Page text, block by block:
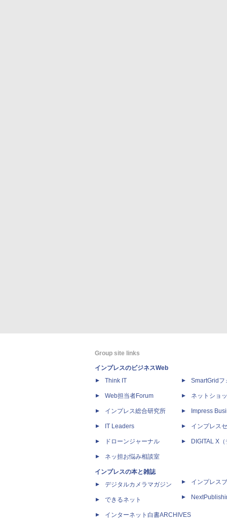
Group site links
インプレスのビジネスWeb
Think IT
Web担当者Forum
インプレス総合研究所
IT Leaders
ドローンジャーナル
ネッ担お悩み相談室
インプレスの本と雑誌
デジタルカメラマガジン
できるネット
インターネット白書ARCHIVES
SmartGridフ
ネットショ
Impress
インプレス
DIGITAL X
インプレス